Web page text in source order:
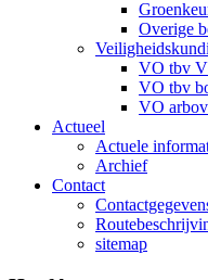
Overige
VO tbv
VO tbv
VO
Actueel
Actuele
Archief
Contact
sitemap